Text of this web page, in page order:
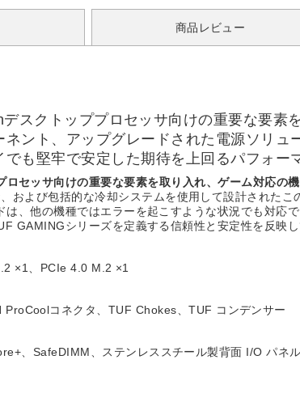
商品レビュー
スクトッププロセッサ向けの重要な要素
ント、アップグレードされた電源ソリュ
も堅牢で安定した期待を上回るパフォー
ッサ向けの重要な要素を取り入れ、ゲーム対応の機
および包括的な冷却システムを使用して設計された
、他の機種ではエラーを起こすような状況でも対応
GAMINGシリーズを定義する信頼性と安定性を反映し
×1、PCIe 4.0 M.2 ×1
コネクタ、TUF Chokes、TUF コンデンサー
、SafeDIMM、ステンレススチール製背面 I/O パネル